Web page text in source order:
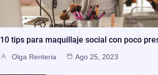
10 tips para maquillaje social con poco
Olga Renteria Ago 25, 2023